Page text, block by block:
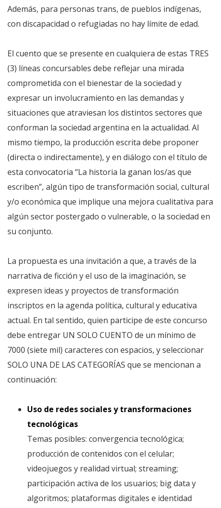
Además, para personas trans, de pueblos indígenas,
con discapacidad o refugiadas no hay límite de edad.
El cuento que se presente en cualquiera de estas TRES
(3) líneas concursables debe reflejar una mirada
comprometida con el bienestar de la sociedad y
expresar un involucramiento en las demandas y
situaciones que atraviesan los distintos sectores que
conforman la sociedad argentina en la actualidad. Al
mismo tiempo, la producción escrita debe proponer
(directa o indirectamente), y en diálogo con el título de
esta convocatoria “La historia la ganan los/as que
escriben”, algún tipo de transformación social, cultural
y/o económica que implique una mejora cualitativa para
algún sector postergado o vulnerable, o la sociedad en
su conjunto.
La propuesta es una invitación a que, a través de la
narrativa de ficción y el uso de la imaginación, se
expresen ideas y proyectos de transformación
inscriptos en la agenda política, cultural y educativa
actual. En tal sentido, quien participe de este concurso
debe entregar UN SOLO CUENTO de un mínimo de
7000 (siete mil) caracteres con espacios, y seleccionar
SOLO UNA DE LAS CATEGORÍAS que se mencionan a
continuación:
Uso de redes sociales y transformaciones
tecnológicas
Temas posibles: convergencia tecnológica;
producción de contenidos con el celular;
videojuegos y realidad virtual; streaming;
participación activa de los usuarios; big data y
algoritmos; plataformas digitales e identidad